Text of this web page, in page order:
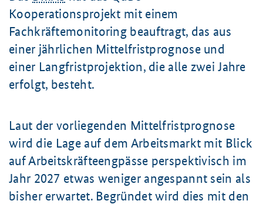
Kooperationsprojekt mit einem
Fachkräftemonitoring beauftragt, das aus
einer jährlichen Mittelfristprognose und
einer Langfristprojektion, die alle zwei Jahre
erfolgt, besteht.
Laut der vorliegenden Mittelfristprognose
wird die Lage auf dem Arbeitsmarkt mit Blick
auf Arbeitskräfteengpässe perspektivisch im
Jahr 2027 etwas weniger angespannt sein als
bisher erwartet. Begründet wird dies mit den